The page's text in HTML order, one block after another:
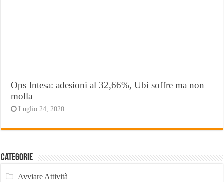
Ops Intesa: adesioni al 32,66%, Ubi soffre ma non
molla
Luglio 24, 2020
Categorie
Avviare Attività